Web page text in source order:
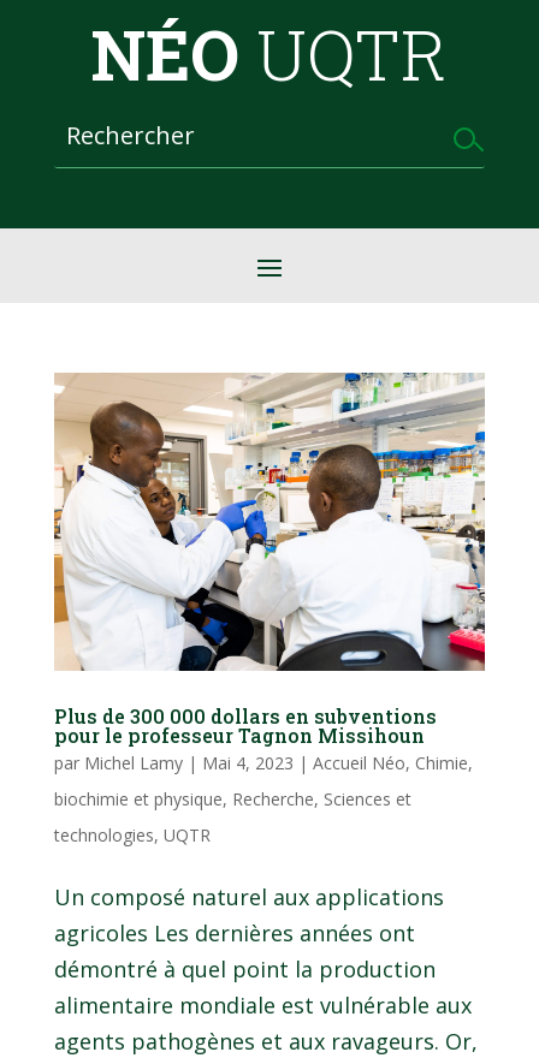
NÉO UQTR
Plus de 300 000 dollars en subventions
pour le professeur Tagnon Missihoun
par Michel Lamy| Mai 4, 2023 | Accueil Néo, Chimie,
biochimie et physique, Recherche, Sciences et
technologies, UQTR
Un composé naturel aux applications
agricoles Les dernières années ont
démontré à quel point la production
alimentaire mondiale est vulnérable aux
agents pathogènes et aux ravageurs. Or,